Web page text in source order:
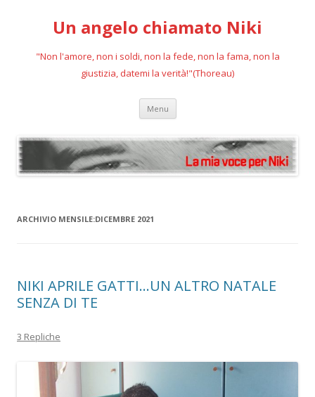
Un angelo chiamato Niki
"Non l'amore, non i soldi, non la fede, non la fama, non la
giustizia, datemi la verità!"(Thoreau)
Menu Vai
contenuto
ARCHIVIO MENSILE:DICEMBRE 2021
NIKI APRILE GATTI…UN ALTRO NATALE
SENZA DI TE
3 Repliche